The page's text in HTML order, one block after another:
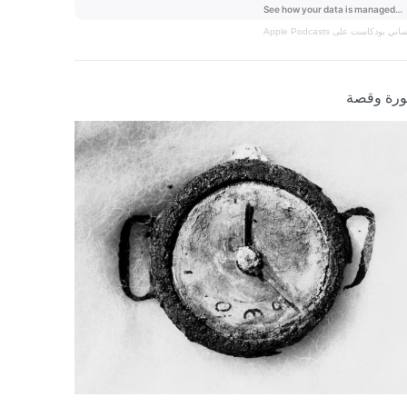
بودكاست على Apple Podcasts
وقصة